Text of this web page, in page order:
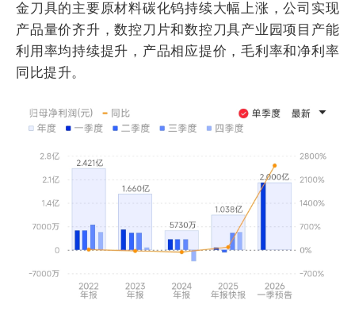
金刀具的主要原材料碳化钨持续大幅上涨，公司实现
产品量价齐升，数控刀片和数控刀具产业园项目产能
利用率均持续提升，产品相应提价，毛利率和净利率
同比提升。